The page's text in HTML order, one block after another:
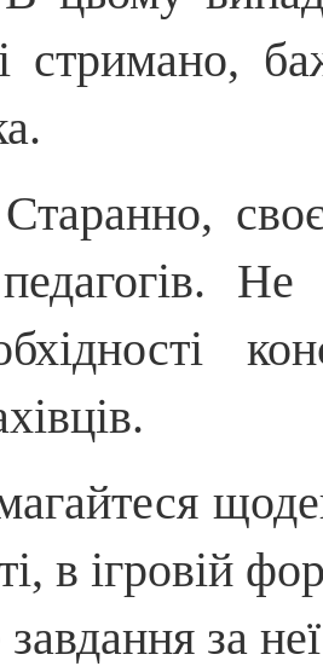
стримано,
Не
в ігровій
за